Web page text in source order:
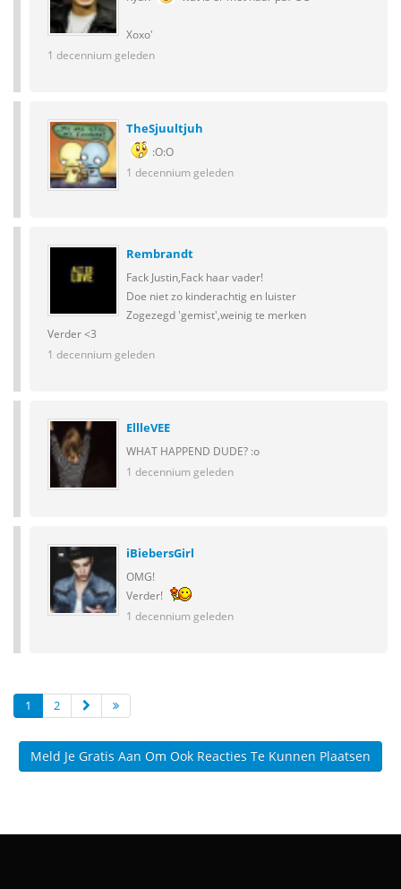
Xoxo'
1 decennium geleden
TheSjuultjuh
:O:O
1 decennium geleden
Rembrandt
Fack Justin,Fack haar vader!
Doe niet zo kinderachtig en luister
Zogezegd 'gemist',weinig te merken
Verder <3
1 decennium geleden
EllleVEE
WHAT HAPPEND DUDE? :o
1 decennium geleden
iBiebersGirl
OMG!
Verder!
1 decennium geleden
1 2
Meld Je Gratis Aan Om Ook Reacties Te Kunnen Plaatsen